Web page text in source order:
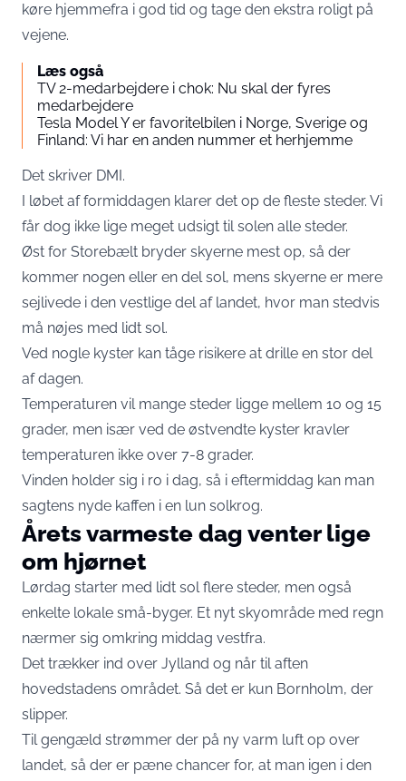
køre hjemmefra i god tid og tage den ekstra roligt på
vejene.
Læs også
TV 2-medarbejdere i chok: Nu skal der fyres
medarbejdere
Tesla Model Y er favoritelbilen i Norge, Sverige og
Finland: Vi har en anden nummer et herhjemme
Det skriver DMI.
I løbet af formiddagen klarer det op de fleste steder. Vi
får dog ikke lige meget udsigt til solen alle steder.
Øst for Storebælt bryder skyerne mest op, så der
kommer nogen eller en del sol, mens skyerne er mere
sejlivede i den vestlige del af landet, hvor man stedvis
må nøjes med lidt sol.
Ved nogle kyster kan tåge risikere at drille en stor del
af dagen.
Temperaturen vil mange steder ligge mellem 10 og 15
grader, men især ved de østvendte kyster kravler
temperaturen ikke over 7-8 grader.
Vinden holder sig i ro i dag, så i eftermiddag kan man
sagtens nyde kaffen i en lun solkrog.
Årets varmeste dag venter lige
om hjørnet
Lørdag starter med lidt sol flere steder, men også
enkelte lokale små-byger. Et nyt skyområde med regn
nærmer sig omkring middag vestfra.
Det trækker ind over Jylland og når til aften
hovedstadens området. Så det er kun Bornholm, der
slipper.
Til gengæld strømmer der på ny varm luft op over
landet, så der er pæne chancer for, at man igen i den